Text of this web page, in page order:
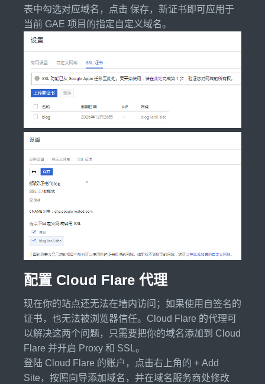
表中勾选对应域名，点击 保存，新证书即可应用于
当前 GAE 项目的指定自定义域名。
配置 Cloud Flare 代理
现在你的站点还无法在墙内访问；如果使用自签名的
证书，也无法被浏览器信任。Cloud Flare 的代理可
以解决这两个问题，只需要把你的域名添加到 Cloud
Flare 并开启 Proxy 和 SSL。
登陆 Cloud Flare 的账户，点击右上角的 + Add
Site，按照向导添加域名，并在域名服务商处修改